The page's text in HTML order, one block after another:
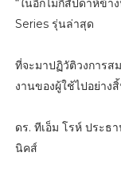
“ในอีกไม่กี่สัปดาห์ข้า
Series รุ่นล่าสุด
ที่จะมาปฏิวัติวงการ
งานของผู้ใช้ไปอย่างสิ้
ดร. ทีเอ็ม โรห์ ประธ
นิคส์